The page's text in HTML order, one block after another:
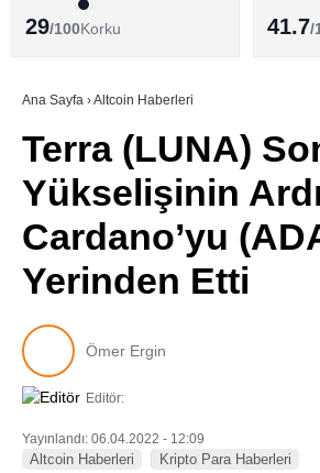
ALTCOİN HABERLERİ
SÖZLÜK
29/100Korku 41.7/
Ana Sayfa ›Altcoin Haberleri
Terra (LUNA)
Yükselişinin
Cardano’yu
Yerinden Etti
Ömer Ergin
Editör:
Yayınlandı: 06.04.2022 - 12:09
Altcoin Haberleri Kripto Para Haberleri